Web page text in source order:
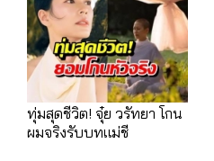
ทุ่มสุดชีวิต! จุ๋ย วรัทยา โกน
ผมจริงรับบทแม่ชี